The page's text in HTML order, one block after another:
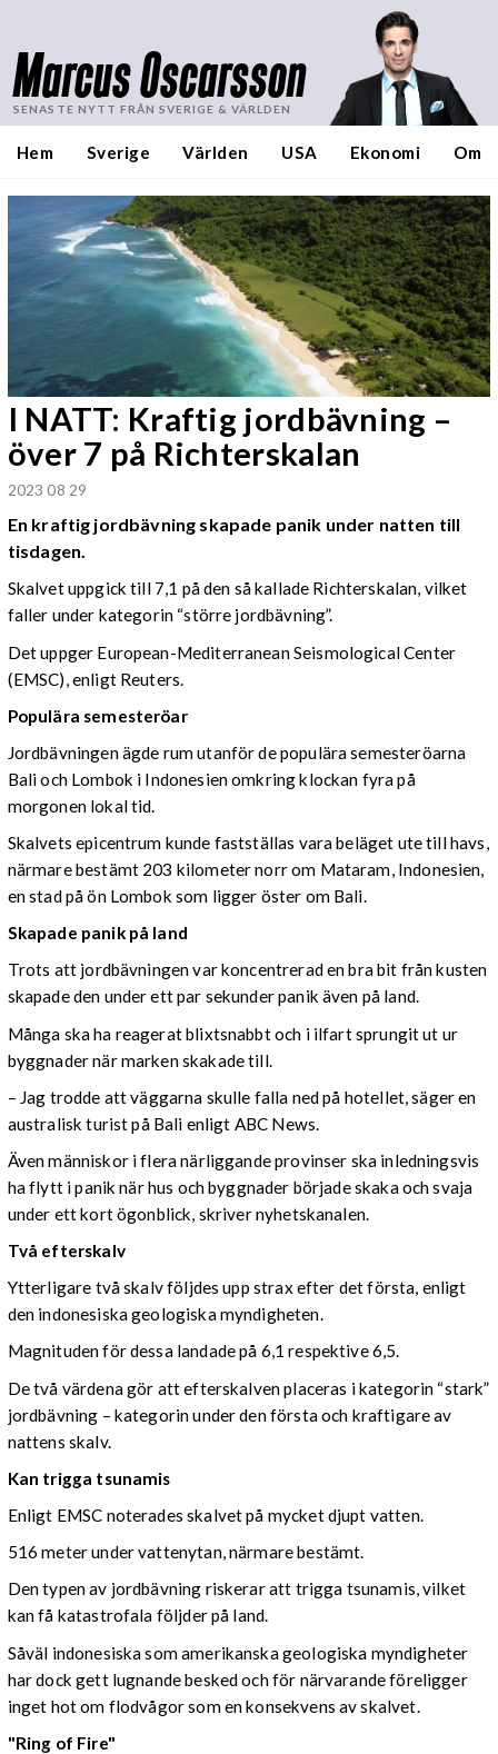
Marcus Oscarsson
SENASTE NYTT FRÅN SVERIGE & VÄRLDEN
Hem Sverige Världen USA Ekonomi Om
I NATT: Kraftig jordbävning –
över 7 på Richterskalan
2023 08 29
En kraftig jordbävning skapade panik under natten till
tisdagen.
Skalvet uppgick till 7,1 på den så kallade Richterskalan, vilket
faller under kategorin “större jordbävning”.
Det uppger European-Mediterranean Seismological Center
(EMSC), enligt Reuters.
Populära semesteröar
Jordbävningen ägde rum utanför de populära semesteröarna
Bali och Lombok i Indonesien omkring klockan fyra på
morgonen lokal tid.
Skalvets epicentrum kunde fastställas vara beläget ute till havs,
närmare bestämt 203 kilometer norr om Mataram, Indonesien,
en stad på ön Lombok som ligger öster om Bali.
Skapade panik på land
Trots att jordbävningen var koncentrerad en bra bit från kusten
skapade den under ett par sekunder panik även på land.
Många ska ha reagerat blixtsnabbt och i ilfart sprungit ut ur
byggnader när marken skakade till.
– Jag trodde att väggarna skulle falla ned på hotellet, säger en
australisk turist på Bali enligt ABC News.
Även människor i flera närliggande provinser ska inledningsvis
ha flytt i panik när hus och byggnader började skaka och svaja
under ett kort ögonblick, skriver nyhetskanalen.
Två efterskalv
Ytterligare två skalv följdes upp strax efter det första, enligt
den indonesiska geologiska myndigheten.
Magnituden för dessa landade på 6,1 respektive 6,5.
De två värdena gör att efterskalven placeras i kategorin “stark”
jordbävning – kategorin under den första och kraftigare av
nattens skalv.
Kan trigga tsunamis
Enligt EMSC noterades skalvet på mycket djupt vatten.
516 meter under vattenytan, närmare bestämt.
Den typen av jordbävning riskerar att trigga tsunamis, vilket
kan få katastrofala följder på land.
Såväl indonesiska som amerikanska geologiska myndigheter
har dock gett lugnande besked och för närvarande föreligger
inget hot om flodvågor som en konsekvens av skalvet.
"Ring of Fire"